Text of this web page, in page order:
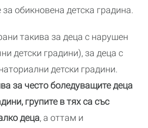
обикновена детска градина.
такива за деца с нарушен
детски градини), за деца с
детски градини.
за често боледуващите деца
групите в тях са със
деца, а оттам и